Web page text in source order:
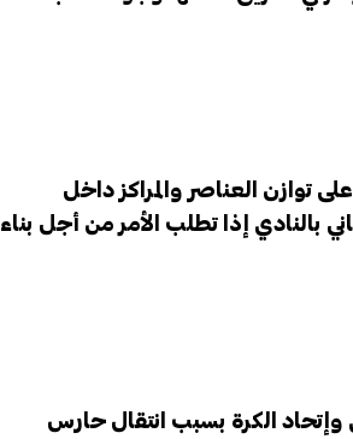
توازن العناصر والمراكز داخل
بالنادي إذا تطلب الأمر من أجل بناء
وإتحاد الكرة بسبب انتقال حارس